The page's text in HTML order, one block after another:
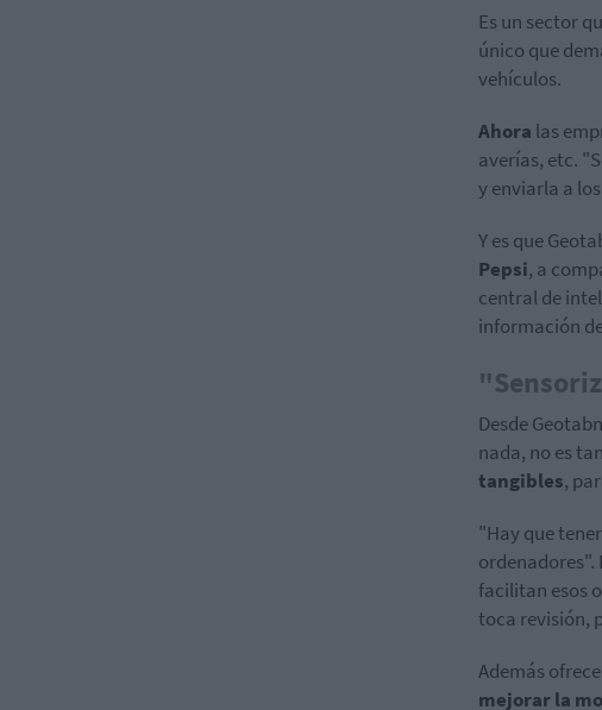
Es un sector
único que
vehículos.
Ahora las
averías, etc.
y enviarla a
Y es que
Pepsi, a
central de
información
Desde
nada, no es
tangibles,
"Hay que
ordenadores".
facilitan esos
toca revisión,
Además
mejorar la